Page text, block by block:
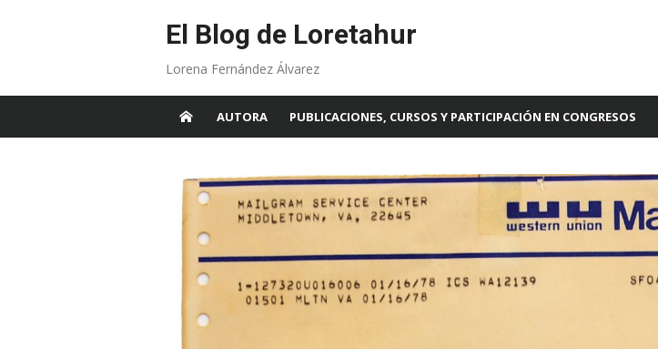
El Blog de Loretahur
Lorena Fernández Álvarez
AUTORA PUBLICACIONES, CURSOS Y PARTICIPACIÓN EN CONGRESOS